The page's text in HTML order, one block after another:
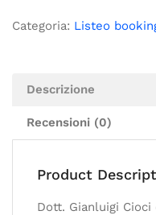
Categoria: Listeo
Descrizione
Recensioni (0)
Product
Dott. Gianluigi Cioci